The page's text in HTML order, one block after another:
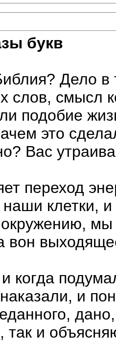
букв
Дело в
слов, смысл
подобие
это
Вас
переход
клетки,
вон
когда
и
так и